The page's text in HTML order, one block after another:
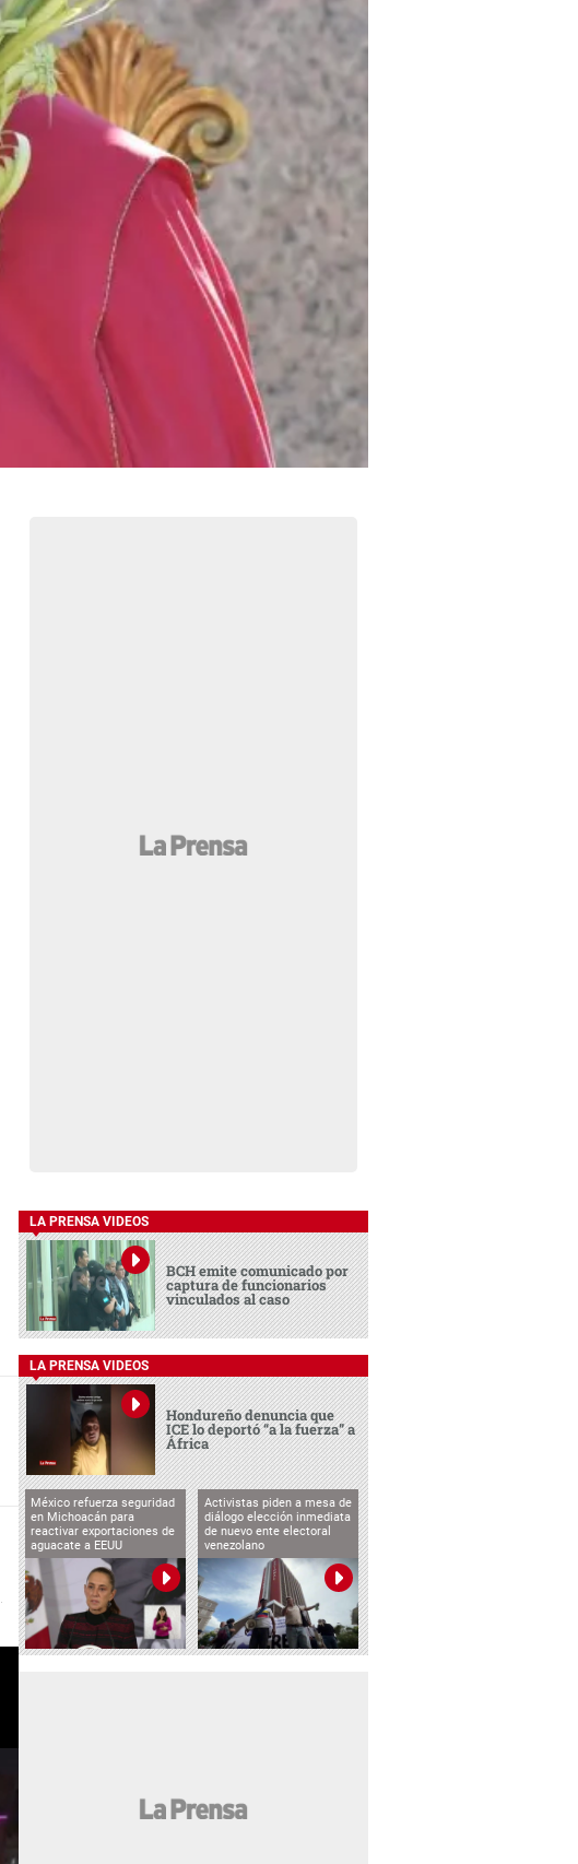
LA PRENSA VIDEOS
BCH emite comunicado por
captura de funcionarios
vinculados al caso
LA PRENSA VIDEOS
Hondureño denuncia que
ICE lo deportó “a la fuerza” a
África
México refuerza seguridad
en Michoacán para
reactivar exportaciones de
aguacate a EEUU
Activistas piden a mesa de
diálogo elección inmediata
de nuevo ente electoral
venezolano